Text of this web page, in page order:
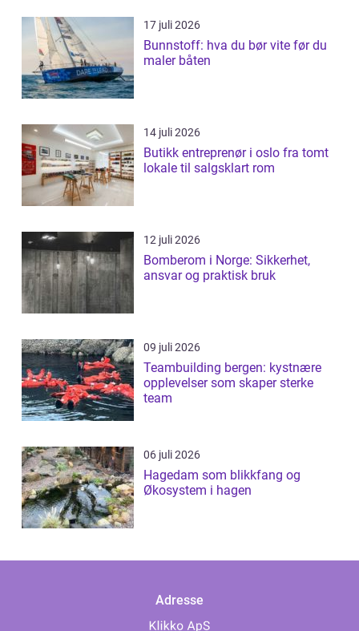
17 juli 2026
Bunnstoff: hva du bør vite før du
maler båten
14 juli 2026
Butikk entreprenør i oslo fra tomt
lokale til salgsklart rom
12 juli 2026
Bomberom i Norge: Sikkerhet,
ansvar og praktisk bruk
09 juli 2026
Teambuilding bergen: kystnære
opplevelser som skaper sterke
team
06 juli 2026
Hagedam som blikkfang og
Økosystem i hagen
Adresse